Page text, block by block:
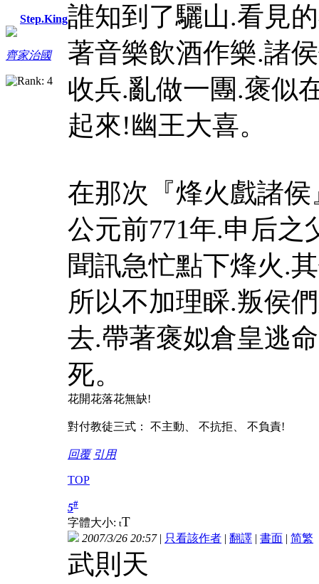
Step.King
齊家治國
誰知到了驪山.看見
著音樂飲酒作樂.諸
收兵.亂做一團.褒似
起來!幽王大喜。
在那次『烽火戲諸
公元前771年.申后之
聞訊急忙點下烽火.
所以不加理睬.叛侯
去.帶著褒姒倉皇逃
死。
花開花落花無缺!
對付教徒三式： 不主動、 不抗拒、 不負責!
回覆 引用
TOP
5#
字體大小: tT
2007/3/26 20:57| 只看該作者 | 翻譯 | 書面 | 简繁
武則天